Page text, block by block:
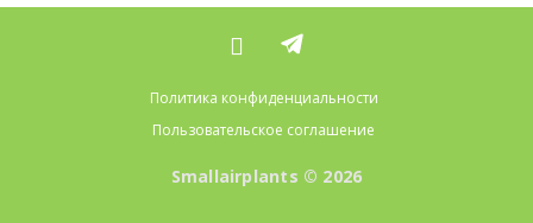
Политика конфиденциальности
Пользовательское соглашение
Smallairplants © 2026